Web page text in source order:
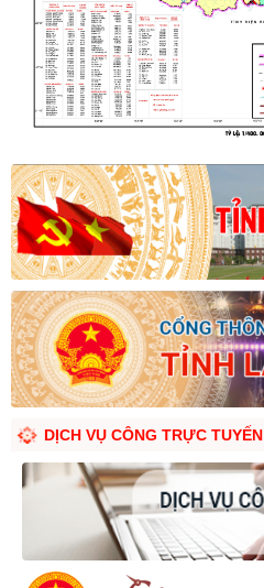
DỊCH VỤ CÔNG TRỰC TUYẾN